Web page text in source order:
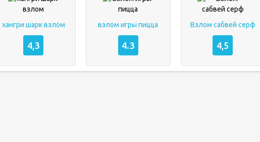
хангри шарк взлом
4,3
взлом игры пицца
4.3
Взлом сабвей серф
4,5